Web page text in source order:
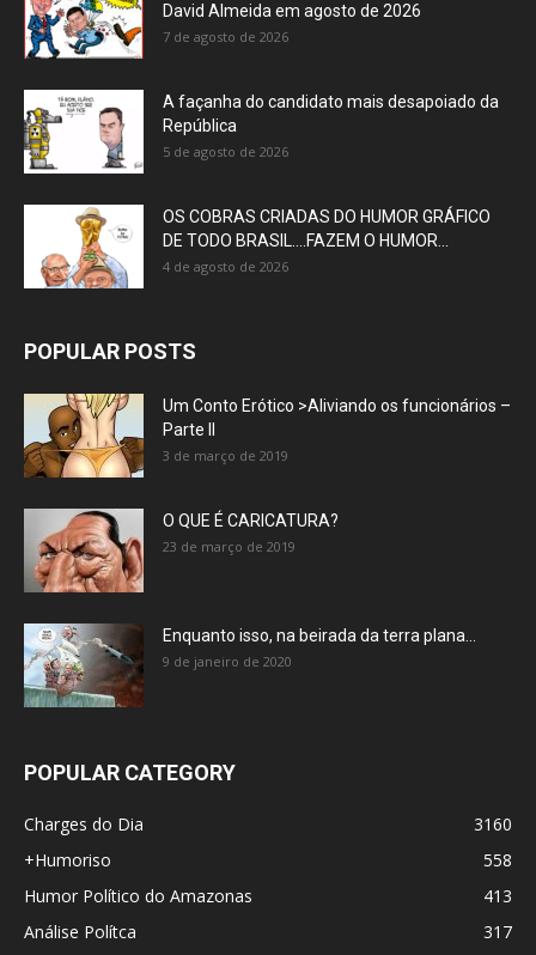
David Almeida em agosto de 2026
7 de agosto de 2026
A façanha do candidato mais desapoiado da
República
5 de agosto de 2026
OS COBRAS CRIADAS DO HUMOR GRÁFICO
DE TODO BRASIL….FAZEM O HUMOR...
4 de agosto de 2026
POPULAR POSTS
Um Conto Erótico >Aliviando os funcionários –
Parte II
3 de março de 2019
O QUE É CARICATURA?
23 de março de 2019
Enquanto isso, na beirada da terra plana…
9 de janeiro de 2020
POPULAR CATEGORY
Charges do Dia
3160
+Humoriso
558
Humor Político do Amazonas
413
Análise Polítca
317